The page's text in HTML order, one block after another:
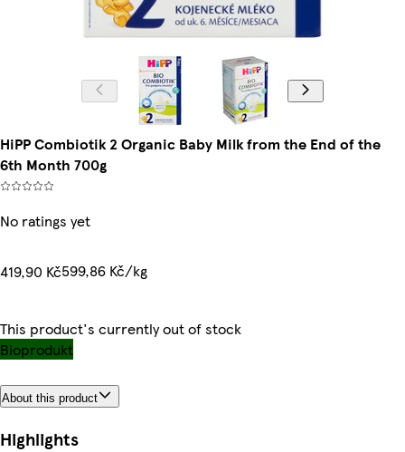
HiPP Combiotik 2 Organic Baby Milk from the End of the
6th Month 700g
No ratings yet
419,90 Kč599,86 Kč/kg
This product's currently out of stock
Bioprodukt
About this product
Highlights